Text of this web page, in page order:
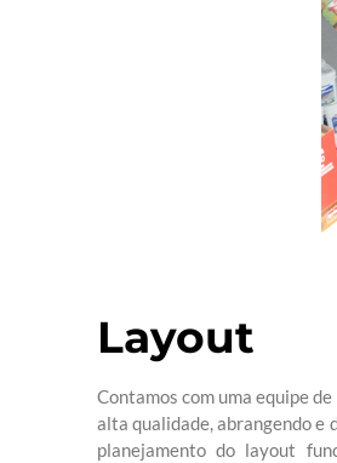
Layout
Contamos com uma equipe
alta qualidade, abrangendo e
planejamento do layout